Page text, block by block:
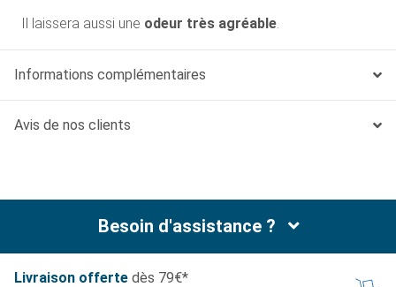
Il laissera aussi une odeur très agréable
Informations complémentaires
Avis de nos clients
Besoin d'assistance ?
Livraison offerte dès 79€*